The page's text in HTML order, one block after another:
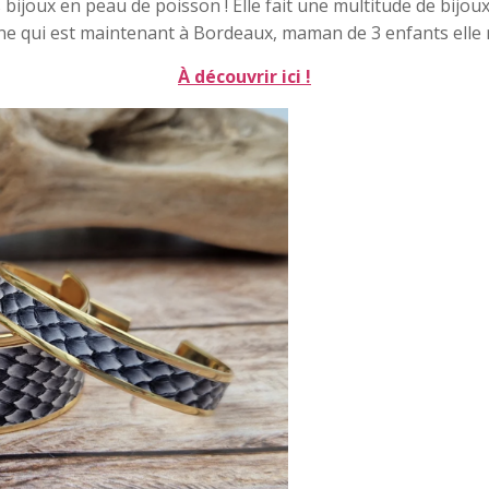
en peau de poisson ! Elle fait une multitude de
qui est maintenant à Bordeaux, maman de 3 enfants
À découvrir ici !